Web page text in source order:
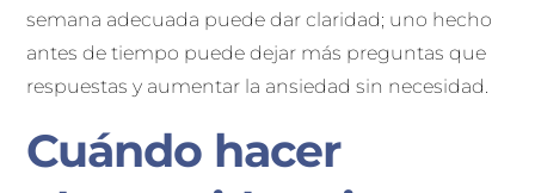
semana adecuada puede dar claridad; uno hecho
antes de tiempo puede dejar más preguntas que
respuestas y aumentar la ansiedad sin necesidad.
Cuándo hacer